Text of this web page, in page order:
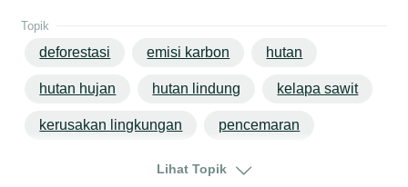
Topik
deforestasi emisi karbon hutan
hutan hujan hutan lindung kelapa sawit
kerusakan lingkungan pencemaran
jambi
Lihat Topik